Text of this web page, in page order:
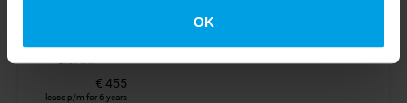
OK
€ 25.945
Excl. VAT
€ 455
lease p/m for 6 years